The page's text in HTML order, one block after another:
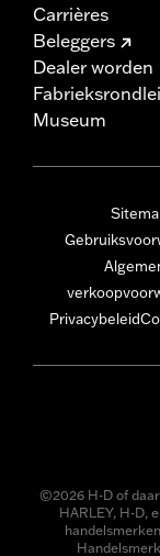
Carrières
Beleggers
Dealer worden
Museum
Privacybeleid
©2026 H-D of
HARLEY, H-D,